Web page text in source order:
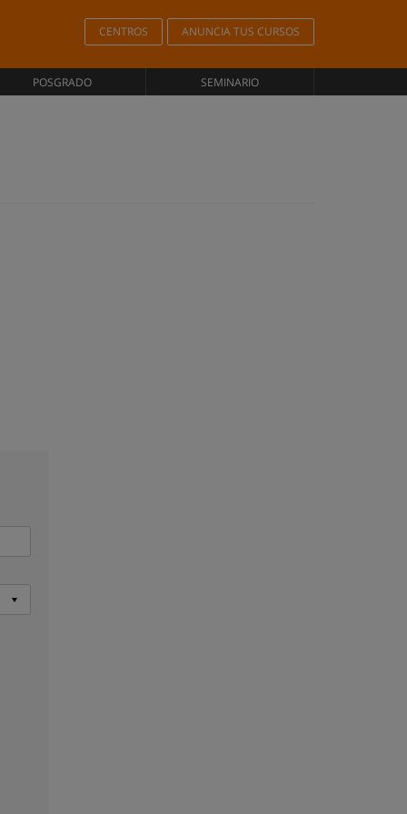
CENTROS ANUNCIA TUS CURSOS
POSGRADO SEMINARIO